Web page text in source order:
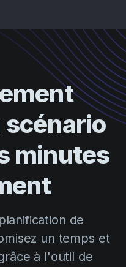
Essayer
minutes
de
un temps et
à l'outil de